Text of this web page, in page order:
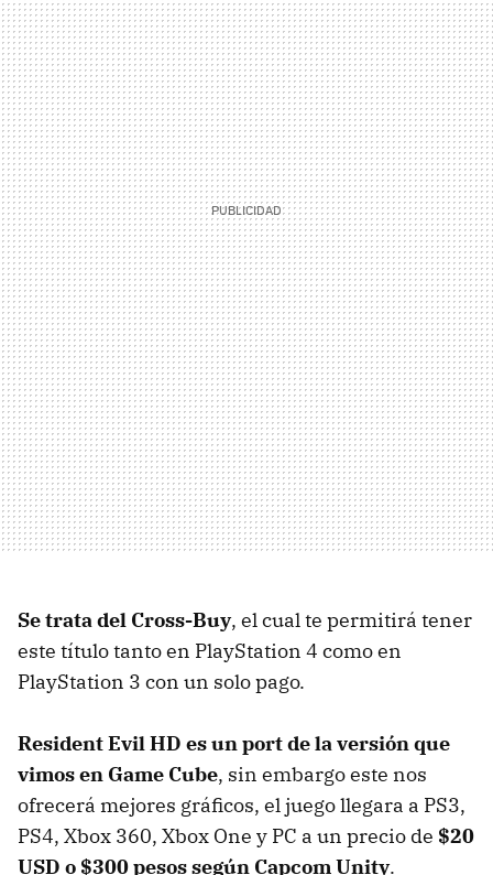
Se trata del Cross-Buy, el cual te permitirá tener
este título tanto en PlayStation 4 como en
PlayStation 3 con un solo pago.
Resident Evil HD es un port de la versión que
vimos en Game Cube, sin embargo este nos
ofrecerá mejores gráficos, el juego llegara a PS3,
PS4, Xbox 360, Xbox One y PC a un precio de $20
USD o $300 pesos según Capcom Unity.